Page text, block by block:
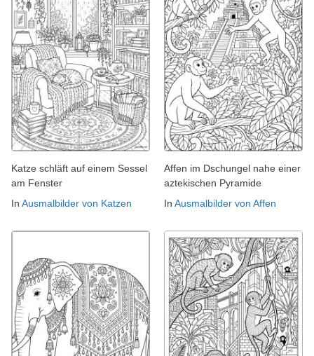
Katze schläft auf einem Sessel
am Fenster
In Ausmalbilder von Katzen
Affen im Dschungel nahe einer
aztekischen Pyramide
In Ausmalbilder von Affen